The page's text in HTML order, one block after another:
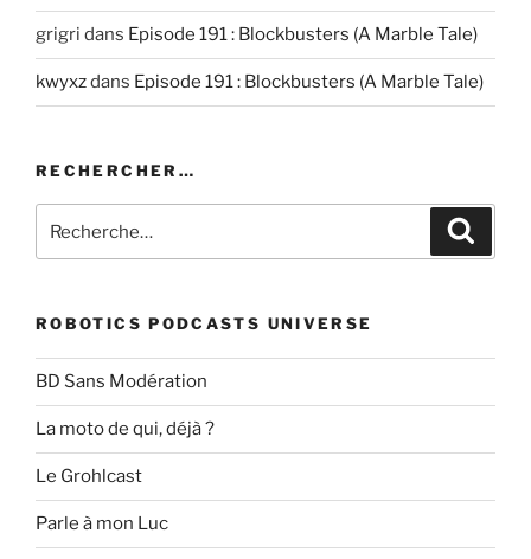
grigri dans Episode 191 : Blockbusters (A Marble Tale)
kwyxzdans Episode 191 : Blockbusters (A Marble Tale)
RECHERCHER…
pour
ROBOTICS PODCASTS UNIVERSE
BD Sans Modération
La moto de qui, déjà ?
Le Grohlcast
Parle à mon Luc